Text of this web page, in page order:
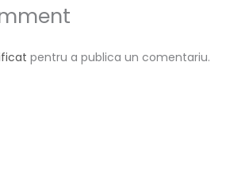
pentru a publica un comentariu.